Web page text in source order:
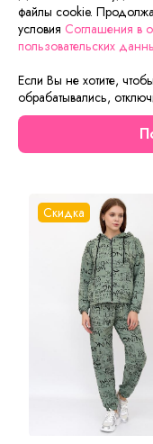
домашними делами
В комплекте
рукавом ¾ и
прямого кроя с
Скидка
файлы cookie.
условия Соглашения в
пользовательских
Если Вы не хотите,
обрабатывались,